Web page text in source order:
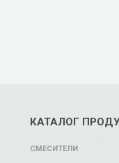
КАТАЛОГ
СМЕСИТЕЛИ